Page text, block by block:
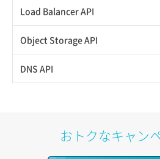
サブユーザーにロールを紐づけ
サブユーザー一覧取得
サブユーザー作成
サブユーザー更新
スナップショット詳細取得（アイテム指
バックアップリストア
バックアップ詳細一覧取得
イメージ一覧取得
イメージ保存容量変更
イメージ詳細取得
SSHキーペア一覧取得
SSHキーペア作成
アタッチ済みポート詳細取得
QoSポリシー一覧取得
QoSポリシー詳細取得
サブネット一覧取得
サブネット詳細取得
Load Balancer API
プール一覧取得
プール作成
Object Storage API
Web公開
DNS API
おトクなキャン